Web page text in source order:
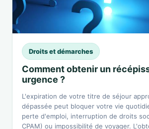
Droits et démarches
Comment obtenir un
urgence ?
L'expiration de votre titre de séjour
dépassée peut bloquer votre vie
perte d'emploi, interruption de droits
CPAM) ou impossibilité de voyager.